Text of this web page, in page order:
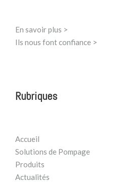
En savoir plus >
Ils nous font confiance >
Rubriques
Accueil
Solutions de Pompage
Produits
Actualités